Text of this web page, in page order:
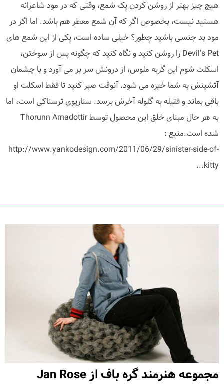
هیچ چیز بهتر از روشن کردن یک شمع، وقتی که در مود شاعرانه
هستید نیست، بخصوص اگر که آن شمع معطر هم باشد. اما اگر در
مود بد جنسی باشید چطور؟ خیلی ساده است، یکی از این شمع های
Devil’s Pet را روشن کنید و نگاه کنید که چگونه پس از سوختن،
اسکلت شوم این گربه ملوس، از درونش سر بر می آورد و با چشمان
آتشینش به شما خیره می شود. آنوقت صبر کنید تا فقط اسکلت او
باقی بماند و فتیله به گلوله آخرش برسد. سناریوی ترسناکی است، اما
به هر حال مبنای خلق این محصول توسط Thorunn Arnadottir
شده است.منبع :
http://www.yankodesign.com/2011/06/29/sinister-side-of-
kitty...
مجموعه هنرمند گره باف از Jan Rose